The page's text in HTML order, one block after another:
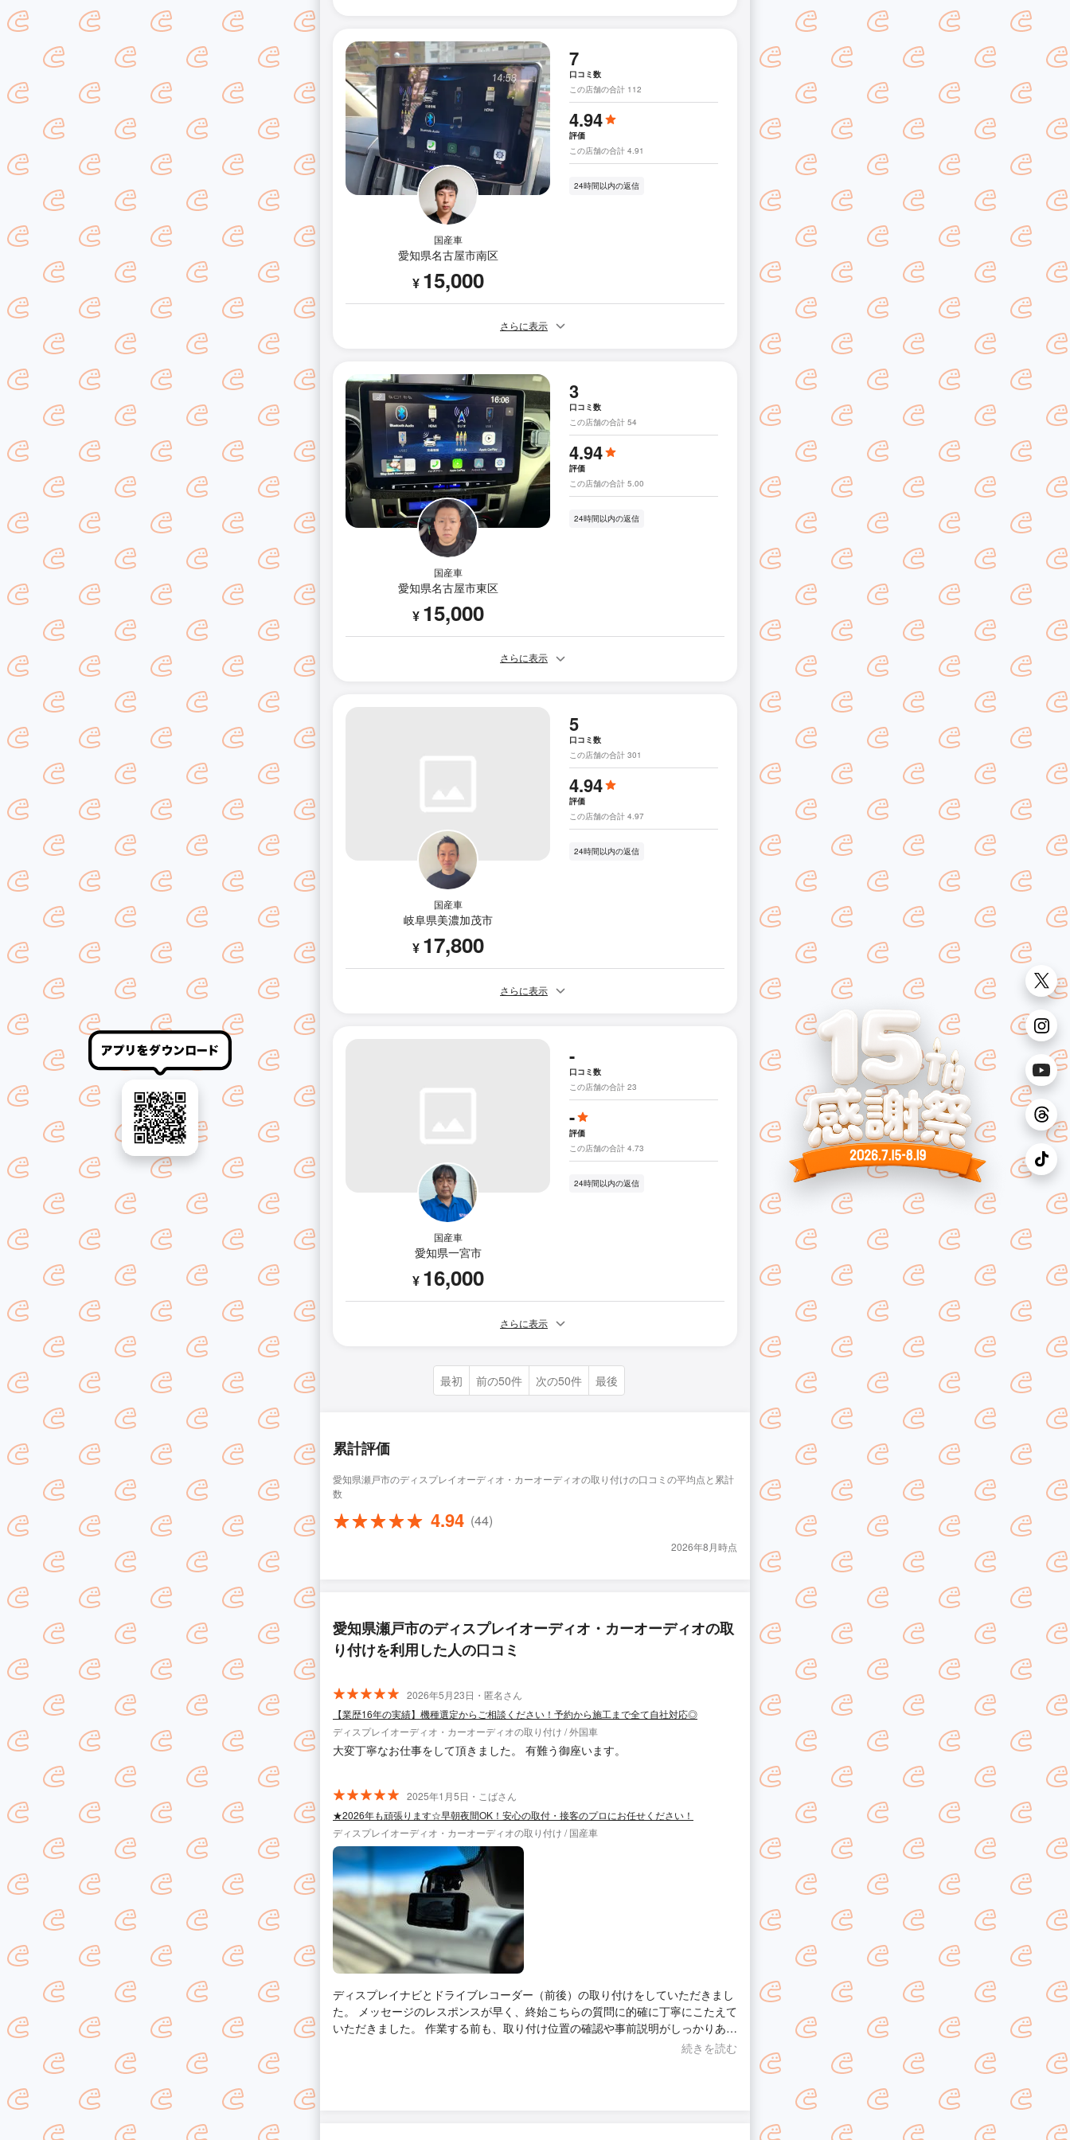
国産車
愛知県名古屋市南区
¥ 15,000
7
口コミ数
この店舗の合計 112
4.94
評価
この店舗の合計 4.91
24時間以内の返信
さらに表示
国産車
愛知県名古屋市東区
¥ 15,000
3
口コミ数
この店舗の合計 54
4.94
評価
この店舗の合計 5.00
24時間以内の返信
さらに表示
国産車
岐阜県美濃加茂市
¥ 17,800
5
口コミ数
この店舗の合計 301
4.94
評価
この店舗の合計 4.97
24時間以内の返信
さらに表示
国産車
愛知県一宮市
¥ 16,000
-
口コミ数
この店舗の合計 23
-
評価
この店舗の合計 4.73
24時間以内の返信
さらに表示
最初 前の50件 次の50件 最後
累計評価
愛知県瀬戸市のディスプレイオーディオ・カーオーディオの取り付けの口コミの平均点と累計
数
4.94 (44)
2026年8月時点
愛知県瀬戸市のディスプレイオーディオ・カーオーディオの取
り付けを利用した人の口コミ
2026年5月23日・匿名さん
【業歴16年の実績】機種選定からご相談ください！予約から施工まで全て自社対応◎
ディスプレイオーディオ・カーオーディオの取り付け / 外国車
大変丁寧なお仕事をして頂きました。 有難う御座います。
2025年1月5日・こばさん
★2026年も頑張ります☆早朝夜間OK！安心の取付・接客のプロにお任せください！
ディスプレイオーディオ・カーオーディオの取り付け / 国産車
ディスプレイナビとドライブレコーダー（前後）の取り付けをしていただきまし
た。 メッセージのレスポンスが早く、終始こちらの質問に的確に丁寧にこたえて
いただきました。 作業する前も、取り付け位置の確認や事前説明がしっかりあり
続きを読む